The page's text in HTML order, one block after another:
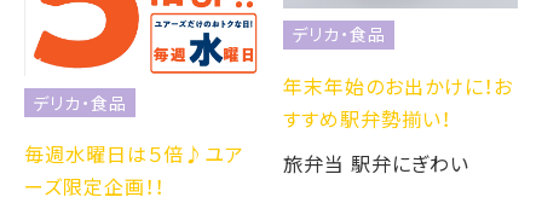
デリカ・食品
毎週水曜日は５倍♪ユア
ーズ限定企画！！
デリカ・食品
年末年始のお出かけに！お
すすめ駅弁勢揃い！
旅弁当 駅弁にぎわい